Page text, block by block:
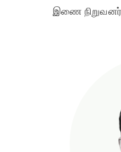
இணை நிறுவனர்